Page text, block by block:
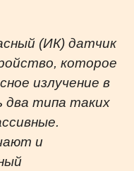
(ИК) датчик
которое
излучение в
два типа таких
и